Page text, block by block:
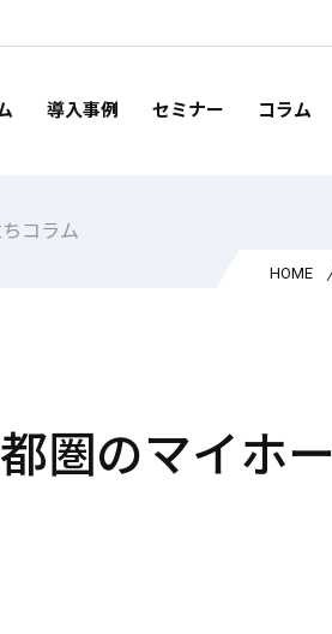
導入事例 セミナー コラム
コラム
HOME
圏のマイホー